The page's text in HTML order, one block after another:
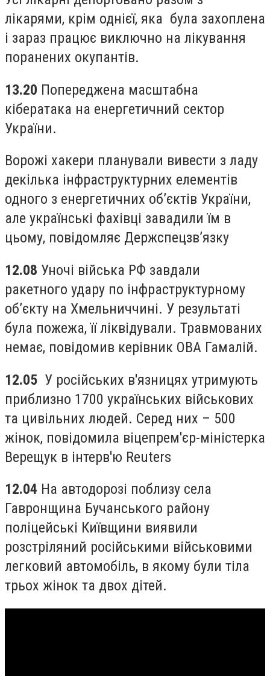
лікарями, крім однієї, яка була захоплена
і зараз працює виключно на лікування
поранених окупантів.
13.20 Попереджена масштабна
кібератака на енергетичний сектор
України.
Ворожі хакери планували вивести з ладу
декілька інфраструктурних елементів
одного з енергетичних об’єктів України,
але українські фахівці завадили їм в
цьому, повідомляє Держспецзв’язку
12.08 Уночі війська РФ завдали
ракетного удару по інфраструктурному
об’єкту на Хмельниччині. У результаті
була пожежа, її ліквідували. Травмованих
немає, повідомив керівник ОВА Гамалій.
12.05 У російських в'язницях утримують
приблизно 1700 українських військових
та цивільних людей. Серед них – 500
жінок, повідомила віцепрем'єр-міністерка
Верещук в інтерв'ю Reuters
12.04 На автодорозі поблизу села
Гавронщина Бучанського району
поліцейські Київщини виявили
розстріляний російськими військовими
легковий автомобіль, в якому були тіла
трьох жінок та двох дітей.